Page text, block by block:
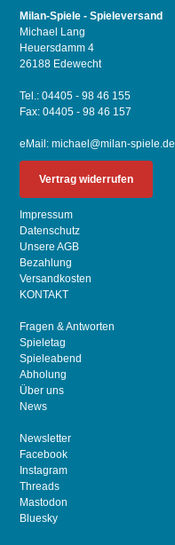
Milan-Spiele - Spieleversand
Michael Lang
Heuersdamm 4
26188 Edewecht
Tel.: 04405 - 98 46 155
Fax: 04405 - 98 46 157
eMail:michael@milan-spiele.de
Vertrag widerrufen
Impressum
Datenschutz
Unsere AGB
Bezahlung
Versandkosten
KONTAKT
Fragen & Antworten
Spieletag
Spieleabend
Abholung
Über uns
News
Newsletter
Facebook
Instagram
Threads
Mastodon
Bluesky